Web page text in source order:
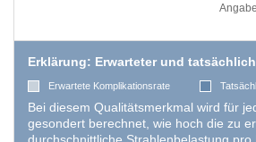
Erklärung: Erwarteter und
Erwartete Komplikationsrate
Bei diesem Qualitätsmerkmal wird für
gesondert berechnet, wie hoch die zu